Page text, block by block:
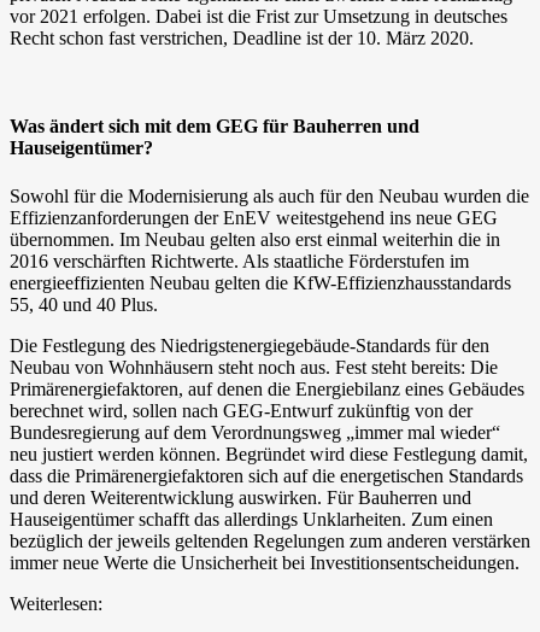
vor 2021 erfolgen. Dabei ist die Frist zur Umsetzung in deutsches
Recht schon fast verstrichen, Deadline ist der 10. März 2020.
Was ändert sich mit dem GEG für Bauherren und
Hauseigentümer?
Sowohl für die Modernisierung als auch für den Neubau wurden die
Effizienzanforderungen der EnEV weitestgehend ins neue GEG
übernommen. Im Neubau gelten also erst einmal weiterhin die in
2016 verschärften Richtwerte. Als staatliche Förderstufen im
energieeffizienten Neubau gelten die KfW-Effizienzhausstandards
55, 40 und 40 Plus.
Die Festlegung des Niedrigstenergiegebäude-Standards für den
Neubau von Wohnhäusern steht noch aus. Fest steht bereits: Die
Primärenergiefaktoren, auf denen die Energiebilanz eines Gebäudes
berechnet wird, sollen nach GEG-Entwurf zukünftig von der
Bundesregierung auf dem Verordnungsweg „immer mal wieder“
neu justiert werden können. Begründet wird diese Festlegung damit,
dass die Primärenergiefaktoren sich auf die energetischen Standards
und deren Weiterentwicklung auswirken. Für Bauherren und
Hauseigentümer schafft das allerdings Unklarheiten. Zum einen
bezüglich der jeweils geltenden Regelungen zum anderen verstärken
immer neue Werte die Unsicherheit bei Investitionsentscheidungen.
Weiterlesen: